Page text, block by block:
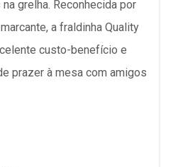
grelha. Reconhecida por
a fraldinha Quality
custo-benefício e
prazer à mesa com amigos